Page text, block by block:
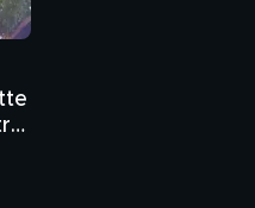
viaggio nelle
paura
dove si
le stragi